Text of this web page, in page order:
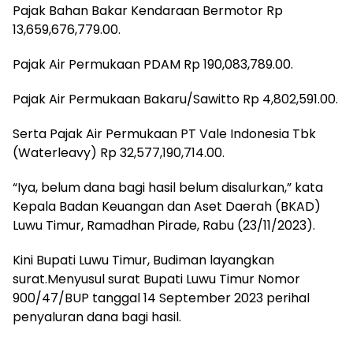
Pajak Bahan Bakar Kendaraan Bermotor Rp
13,659,676,779.00.
Pajak Air Permukaan PDAM Rp 190,083,789.00.
Pajak Air Permukaan Bakaru/Sawitto Rp 4,802,591.00.
Serta Pajak Air Permukaan PT Vale Indonesia Tbk
(Waterleavy) Rp 32,577,190,714.00.
“Iya, belum dana bagi hasil belum disalurkan,” kata
Kepala Badan Keuangan dan Aset Daerah (BKAD)
Luwu Timur, Ramadhan Pirade, Rabu (23/11/2023).
Kini Bupati Luwu Timur, Budiman layangkan
surat.Menyusul surat Bupati Luwu Timur Nomor
900/47/BUP tanggal 14 September 2023 perihal
penyaluran dana bagi hasil.